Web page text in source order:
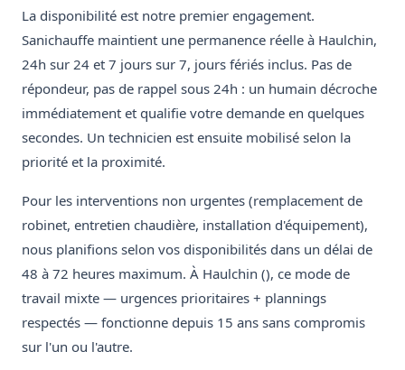
La disponibilité est notre premier engagement.
Sanichauffe maintient une permanence réelle à Haulchin,
24h sur 24 et 7 jours sur 7, jours fériés inclus. Pas de
répondeur, pas de rappel sous 24h : un humain décroche
immédiatement et qualifie votre demande en quelques
secondes. Un technicien est ensuite mobilisé selon la
priorité et la proximité.
Pour les interventions non urgentes (remplacement de
robinet, entretien chaudière, installation d'équipement),
nous planifions selon vos disponibilités dans un délai de
48 à 72 heures maximum. À Haulchin (), ce mode de
travail mixte — urgences prioritaires + plannings
respectés — fonctionne depuis 15 ans sans compromis
sur l'un ou l'autre.